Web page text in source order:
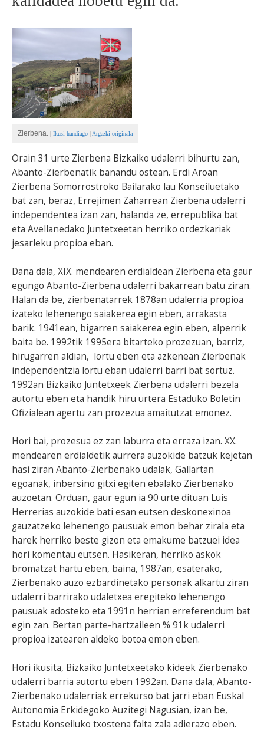
... AUKERA GEHIAGO
Zierbena. | Ikusi handiago | Argazki originala
Orain 31 urte Zierbena Bizkaiko udalerri bihurtu zan,
Abanto-Zierbenatik banandu ostean. Erdi Aroan
Zierbena Somorrostroko Bailarako lau Konseiluetako
bat zan, beraz, Errejimen Zaharrean Zierbena udalerri
independentea izan zan, halanda ze, errepublika bat
eta Avellanedako Juntetxeetan herriko ordezkariak
jesarleku propioa eban.
Dana dala, XIX. mendearen erdialdean Zierbena eta gaur
egungo Abanto-Zierbena udalerri bakarrean batu ziran.
Halan da be, zierbenatarrek 1878an udalerria propioa
izateko lehenengo saiakerea egin eben, arrakasta
barik. 1941ean, bigarren saiakerea egin eben, alperrik
baita be. 1992tik 1995era bitarteko prozezuan, barriz,
hirugarren aldian, lortu eben eta azkenean Zierbenak
independentzia lortu eban udalerri barri bat sortuz.
1992an Bizkaiko Juntetxeek Zierbena udalerri bezela
autortu eben eta handik hiru urtera Estaduko Boletin
Ofizialean agertu zan prozezua amaitutzat emonez.
Hori bai, prozesua ez zan laburra eta erraza izan. XX.
mendearen erdialdetik aurrera auzokide batzuk kejetan
hasi ziran Abanto-Zierbenako udalak, Gallartan
egoanak, inbersino gitxi egiten ebalako Zierbenako
auzoetan. Orduan, gaur egun ia 90 urte dituan Luis
Herrerias auzokide bati esan eutsen deskonexinoa
gauzatzeko lehenengo pausuak emon behar zirala eta
harek herriko beste gizon eta emakume batzuei idea
hori komentau eutsen. Hasikeran, herriko askok
bromatzat hartu eben, baina, 1987an, esaterako,
Zierbenako auzo ezbardinetako personak alkartu ziran
udalerri barrirako udaletxea eregiteko lehenengo
pausuak adosteko eta 1991n herrian erreferendum bat
egin zan. Bertan parte-hartzaileen % 91k udalerri
propioa izatearen aldeko botoa emon eben.
Hori ikusita, Bizkaiko Juntetxeetako kideek Zierbenako
udalerri barria autortu eben 1992an. Dana dala, Abanto-
Zierbenako udalerriak errekurso bat jarri eban Euskal
Autonomia Erkidegoko Auzitegi Nagusian, izan be,
Estadu Konseiluko txostena falta zala adierazo eben.